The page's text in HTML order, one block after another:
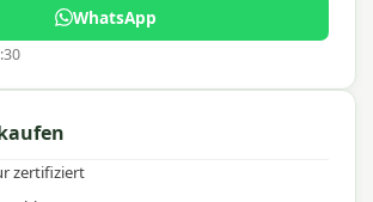
WhatsApp
zertifiziert